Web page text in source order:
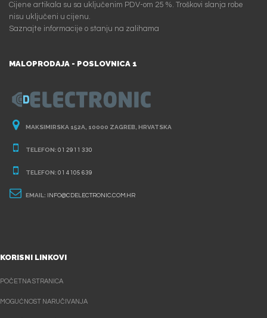
Cijene artikala su sa uključenim PDV-om 25 %. Troškovi slanja robe
nisu uključeni u cijenu.
Saznajte informacije o stanju na zalihama
MALOPRODAJA - POSLOVNICA 1
MAKSIMIRSKA 152A, 10000 ZAGREB, HRVATSKA
TELEFON: 01 2911 330
TELEFON: 01 4105 639
EMAIL: INFO@CDELECTRONIC.COM.HR
KORISNI LINKOVI
POČETNA STRANICA
MOGUĆNOST NARUČIVANJA